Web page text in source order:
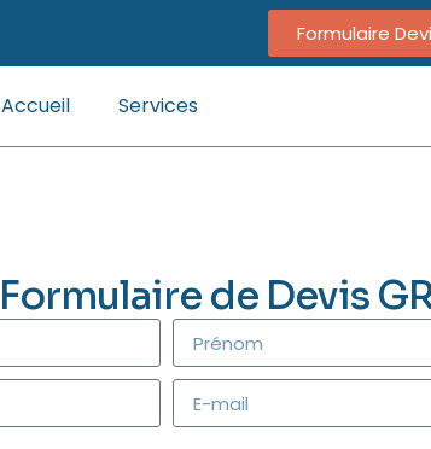
Formulaire
Accueil Services
Formulaire de Devis